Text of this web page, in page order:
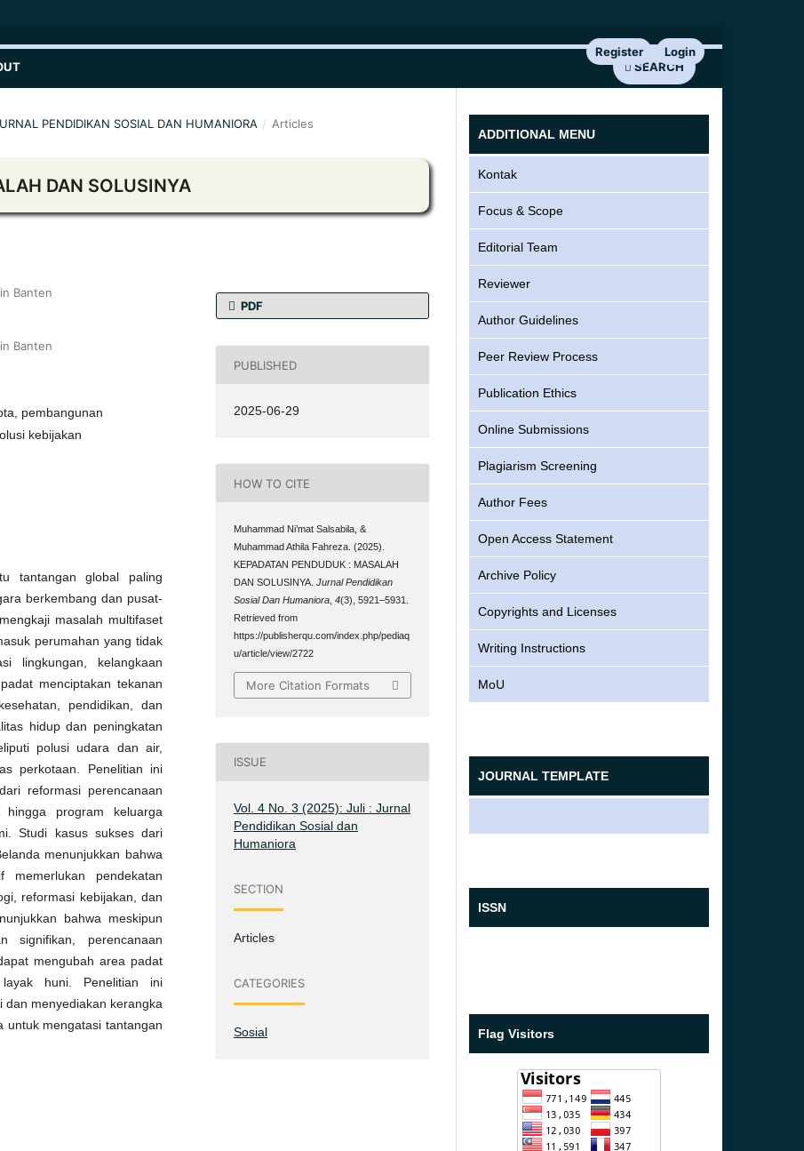
SEARCH
Register Login
PENDIDIKAN SOSIAL DAN HUMANIORA / Articles
DAN SOLUSINYA
Banten
Banten
pembangunan
kebijakan
tantangan global paling
berkembang dan pusat-
masalah multifaset
perumahan yang tidak
lingkungan, kelangkaan
menciptakan tekanan
pendidikan, dan
hidup dan peningkatan
polusi udara dan air,
perkotaan. Penelitian ini
reformasi perencanaan
program keluarga
Studi kasus sukses dari
menunjukkan bahwa
memerlukan pendekatan
reformasi kebijakan, dan
bahwa meskipun
signifikan, perencanaan
mengubah area padat
huni. Penelitian ini
dan menyediakan kerangka
untuk mengatasi tantangan
PDF
PUBLISHED
2025-06-29
HOW TO CITE
Muhammad Ni’mat Salsabila, &
Muhammad Athila Fahreza. (2025).
KEPADATAN PENDUDUK : MASALAH
DAN SOLUSINYA.Jurnal Pendidikan
Sosial Dan Humaniora ,4(3), 5921–5931.
Retrieved from
https://publisherqu.com/index.php/pediaq
u/article/view/2722
More Citation Formats
ISSUE
Vol. 4 No. 3 (2025): Juli : Jurnal
Pendidikan Sosial dan
Humaniora
SECTION
Articles
CATEGORIES
Sosial
ADDITIONAL MENU
Kontak
Focus & Scope
Editorial Team
Reviewer
Author Guidelines
Peer Review Process
Publication Ethics
Online Submissions
Plagiarism Screening
Author Fees
Open Access Statement
Archive Policy
Copyrights and Licenses
Writing Instructions
MoU
JOURNAL TEMPLATE
ISSN
Flag Visitors